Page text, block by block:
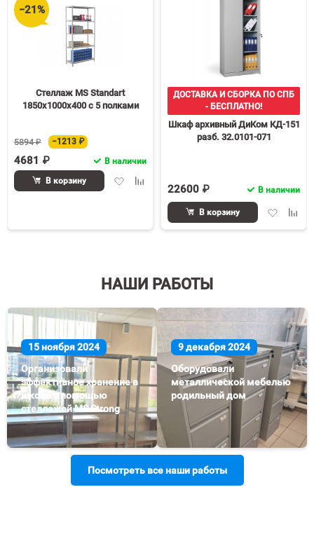
−21%
Стеллаж MS Standart
1850х1000х400 c 5 полками
5894 ₽ −1213 ₽
4681 ₽ В наличии
ДобавитьДобавить
сравнению
В корзину
ДОСТАВКА И СБОРКА ПО СПБ
- БЕСПЛАТНО!
Шкаф архивный ДиКом КД-151
разб. 32.0101-071
22600 ₽ В наличии
Добавить
В корзину
НАШИ РАБОТЫ
15 ноября 2024
Организовали
эффективное хранение в
школе с помощью
стеллажей MS Strong
9 декабря 2024
Оборудовали
металлической мебелью
родильный дом
Посмотреть все наши работы